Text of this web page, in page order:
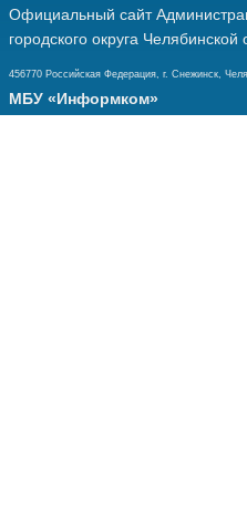
Официальный сайт
городского округа Челябинской
456770 Российская Федерация, г. Снежинск,
МБУ «Информком»